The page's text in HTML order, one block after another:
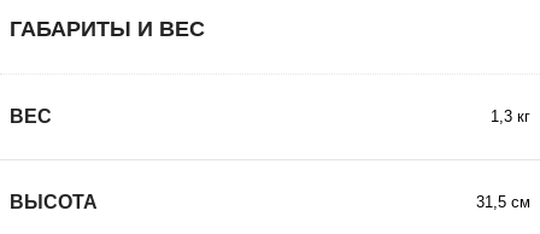
ГАБАРИТЫ И ВЕС
ВЕС 1,3 кг
ВЫСОТА 31,5 см